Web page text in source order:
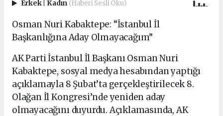
Erkek Kadın (Haberi Sesli Oku)
Osman Nuri Kabaktepe: “İstanbul İl
Başkanlığına Aday Olmayacağım”
AK Parti İstanbul İl Başkanı Osman Nuri
Kabaktepe, sosyal medya hesabından yaptığı
açıklamayla 8 Şubat’ta gerçekleştirilecek 8.
Olağan İl Kongresi’nde yeniden aday
olmayacağını duyurdu. Açıklamasında, AK